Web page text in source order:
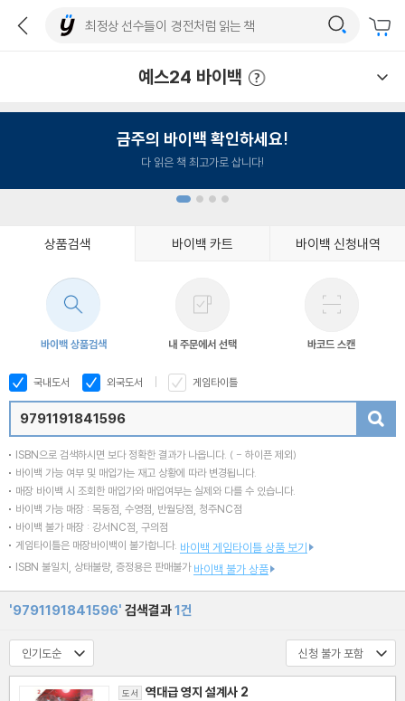
예스24 바이백
금주의 바이백 확인하세요!
다 읽은 책 최고가로 삽니다!
상품검색 바이백 카트 바이백 신청내역
바이백 상품검색 내 주문에서 선택 바코드 스캔
국내도서 외국도서 게임타이틀
ISBN으로 검색하시면 보다 정확한 결과가 나옵니다. ( - 하이픈 제외)
바이백 가능 여부 및 매입가는 재고 상황에 따라 변경됩니다.
매장 바이백 시 조회한 매입가와 매입여부는 실제와 다를 수 있습니다.
바이백 가능 매장 : 목동점, 수영점, 반월당점, 청주NC점
바이백 불가 매장 : 강서NC점, 구의점
게임타이틀은 매장바이백이 불가합니다. 바이백 게임타이틀 상품 보기
ISBN 불일치, 상태불량, 증정용은 판매불가 바이백 불가 상품
'9791191841596' 검색결과1건
도서 역대급 영지 설계사 2